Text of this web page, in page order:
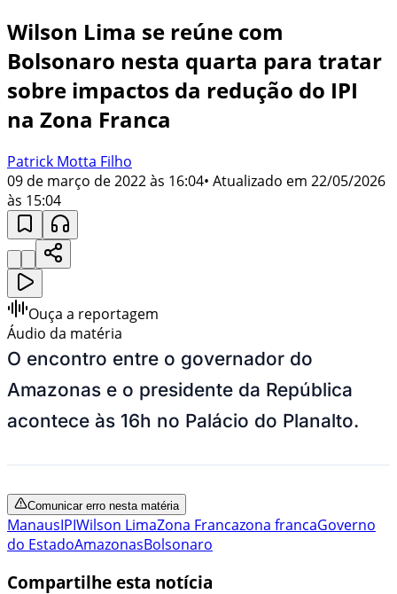
Wilson Lima se reúne com
Bolsonaro nesta quarta para tratar
sobre impactos da redução do IPI
na Zona Franca
Patrick Motta Filho
09 de março de 2022 às 16:04• Atualizado em 22/05/2026
às 15:04
Ouça a reportagem
Áudio da matéria
O encontro entre o governador do
Amazonas e o presidente da República
acontece às 16h no Palácio do Planalto.
Comunicar erro nesta matéria
ManausIPIWilson LimaZona Francazona francaGoverno
do EstadoAmazonasBolsonaro
Compartilhe esta notícia